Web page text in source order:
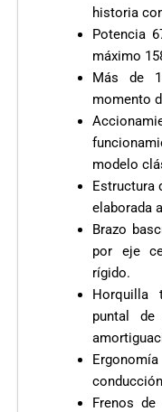
historia
Potencia
máximo
Más de
momento
modelo
Estructura
elaborada
Brazo
por eje
rígido.
Horquilla
puntal de
Frenos